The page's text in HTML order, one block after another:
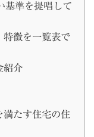
基準を提唱して
特徴を一覧表で
紹介
満たす住宅の住